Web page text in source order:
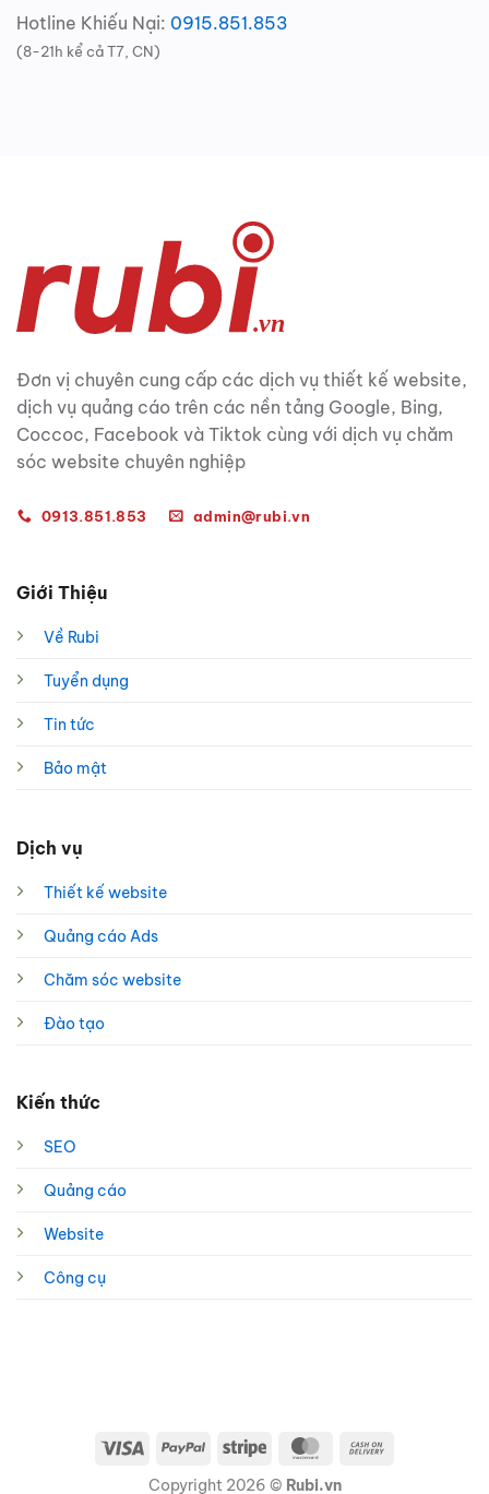
Hotline Khiếu Nại: 0915.851.853
(8-21h kể cả T7, CN)
Đơn vị chuyên cung cấp các dịch vụ thiết kế website,
dịch vụ quảng cáo trên các nền tảng Google, Bing,
Coccoc, Facebook và Tiktok cùng với dịch vụ chăm
sóc website chuyên nghiệp
0913.851.853 admin@rubi.vn
Giới Thiệu
Về Rubi
Tuyển dụng
Tin tức
Bảo mật
Dịch vụ
Thiết kế website
Quảng cáo Ads
Chăm sóc website
Đào tạo
Kiến thức
SEO
Quảng cáo
Website
Công cụ
Visa PayPal Stripe MasterCard
Copyright 2026 © Rubi.vn